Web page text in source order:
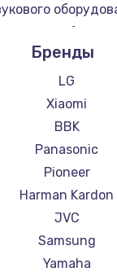
сенсорного
1300 руб.
Заказать
сигнальной
1200 руб.
системной
1500 руб.
Заказать
Бренды
LG
Xiaomi
BBK
Panasonic
Pioneer
Harman Kardon
JVC
Samsung
Yamaha